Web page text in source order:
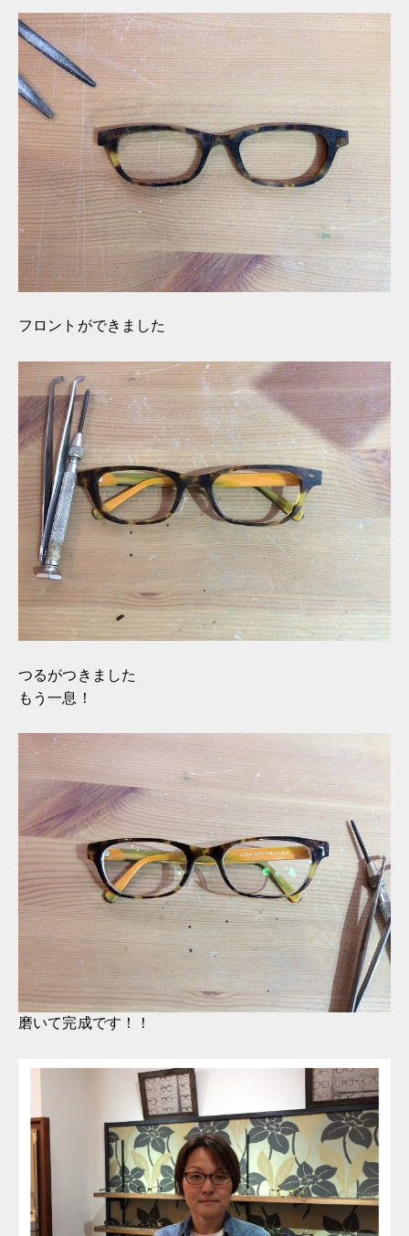
フロントができました
つるがつきました
もう一息！
磨いて完成です！！